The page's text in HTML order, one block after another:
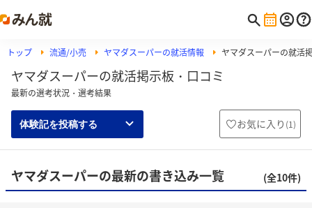
トップ 流通/小売 ヤマダスーパーの就活情報 ヤマダスーパーの就活
ヤマダスーパーの就活掲示板・口コミ
最新の選考状況・選考結果
体験記を投稿する お気に入り (1)
ヤマダスーパーの最新の書き込み一覧 (全10件)